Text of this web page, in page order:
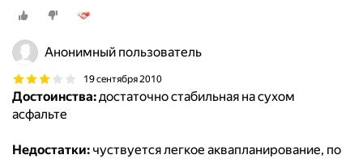
Анонимный пользователь
19 сентября 2010
Достоинства:достаточно стабильная на сухом
асфальте
Недостатки: чуствуется легкое аквапланирование, по